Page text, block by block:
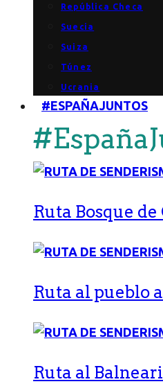
República Checa
Suecia
Suiza
Túnez
Ucrania
#ESPAÑAJUNTOS
Ruta Bosque
Ruta al pueblo
Ruta al